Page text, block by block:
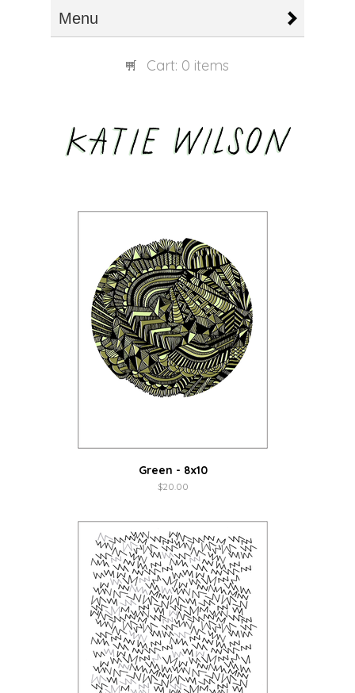
Menu
Cart: 0 items
Green - 8x10
$20.00